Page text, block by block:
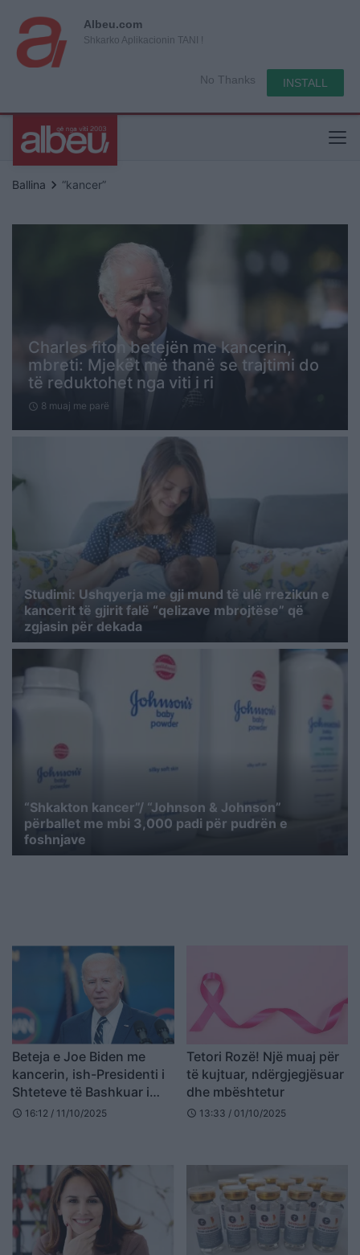
Albeu.com
Shkarko Aplikacionin TANI !
No Thanks INSTALL
Ballina keyboard_arrow_right “kancer”
Charles fiton betejën me kancerin,
mbreti: Mjekët më thanë se trajtimi do
të reduktohet nga viti i ri
schedule 8 muaj me parë
Studimi: Ushqyerja me gji mund të ulë rrezikun e
kancerit të gjirit falë “qelizave mbrojtëse” që
zgjasin për dekada
“Shkakton kancer”/ “Johnson & Johnson”
përballet me mbi 3,000 padi për pudrën e
foshnjave
Beteja e Joe Biden me
kancerin, ish-Presidenti i
Shteteve të Bashkuar i
nënshtrohet trajtimit me
schedule 16:12 / 11/10/2025
Tetori Rozë! Një muaj për
të kujtuar, ndërgjegjësuar
dhe mbështetur
schedule 13:33 / 01/10/2025